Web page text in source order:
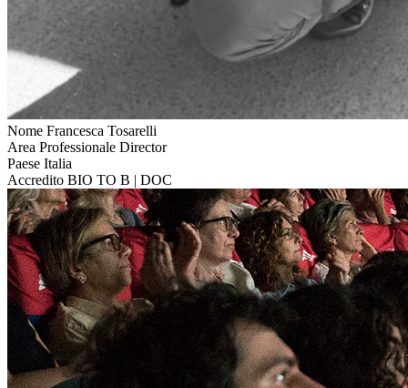
Nome Francesca Tosarelli
Area Professionale Director
Paese Italia
Accredito BIO TO B | DOC